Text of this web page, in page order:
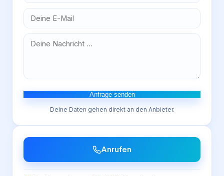
Anfrage senden
Deine Daten gehen direkt an den Anbieter.
Anrufen